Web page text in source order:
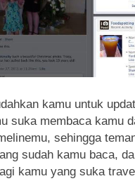
kamu untuk
suka membaca kamu
sehingga
sudah kamu baca,
kamu yang suka